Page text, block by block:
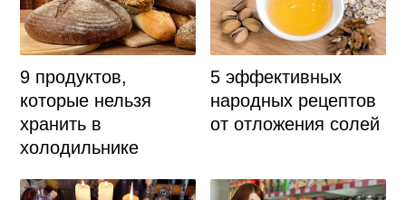
9 продуктов,
которые нельзя
хранить в
холодильнике
5 эффективных
народных рецептов
от отложения солей